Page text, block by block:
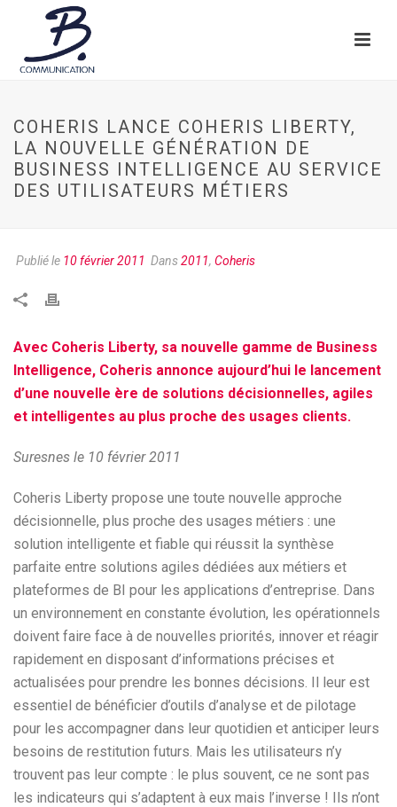
COHERIS LANCE COHERIS LIBERTY,
LA NOUVELLE GÉNÉRATION DE
BUSINESS INTELLIGENCE AU SERVICE
DES UTILISATEURS MÉTIERS
Publié le 10 février 2011 Dans2011, Coheris
Avec Coheris Liberty, sa nouvelle gamme de Business
Intelligence, Coheris annonce aujourd’hui le lancement
d’une nouvelle ère de solutions décisionnelles, agiles
et intelligentes au plus proche des usages clients.
Suresnes le 10 février 2011
Coheris Liberty propose une toute nouvelle approche
décisionnelle, plus proche des usages métiers : une
solution intelligente et fiable qui réussit la synthèse
parfaite entre solutions agiles dédiées aux métiers et
plateformes de BI pour les applications d’entreprise. Dans
un environnement en constante évolution, les opérationnels
doivent faire face à de nouvelles priorités, innover et réagir
rapidement en disposant d’informations précises et
actualisées pour prendre les bonnes décisions. Il leur est
essentiel de bénéficier d’outils d’analyse et de pilotage
pour les accompagner dans leur quotidien et anticiper leurs
besoins de restitution futurs. Mais les utilisateurs n’y
trouvent pas leur compte : le plus souvent, ce ne sont pas
les indicateurs qui s’adaptent à eux mais l’inverse ! Ils n’ont